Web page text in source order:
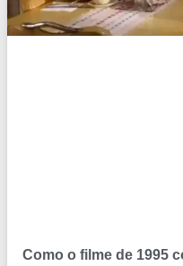
Como o filme de 1995